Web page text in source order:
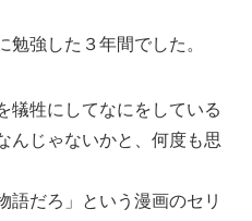
勉強した３年間でした。
犠牲にしてなにをしている
んじゃないかと、何度も思
語だろ」という漫画のセリ